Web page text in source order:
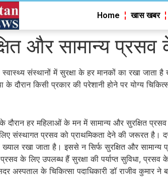
Home खास खबर
और सामान्य
स्वास्थ्य संस्थानों में सुरक्षा के हर मानकों का रखा जाता है
के दौरान किसी प्रकार की परेशानी होने पर योग्य
के दौरान हर महिलाओं के मन में सामान्य और सुरक्षित
संस्थागत प्रसव को प्राथमिकता देने की जरूरत है।
ख्याल रखा जाता है। इससे न सिर्फ सुरक्षित और सामान्य
प्रसव के लिए उपलब्ध हैं सुरक्षा की पर्याप्त सुविधा,
अस्पताल के चिकित्सा पदाधिकारी डॉ राजीव कुमार